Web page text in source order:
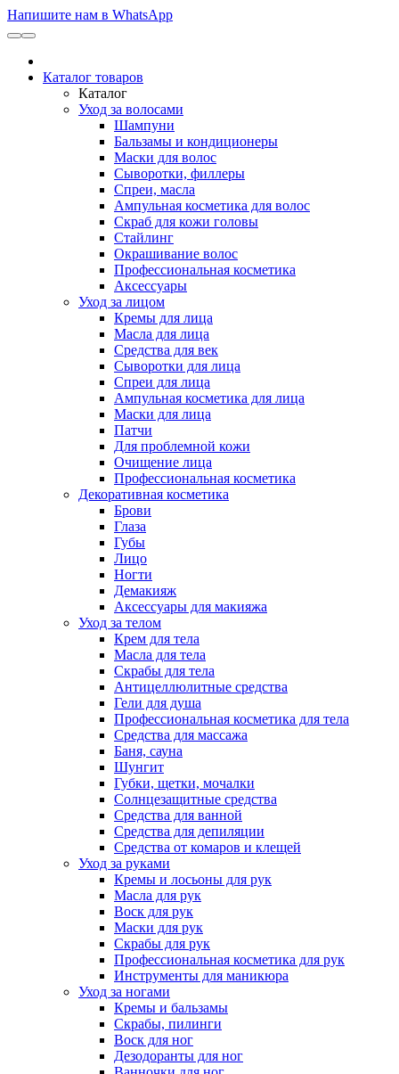
Напишите нам в WhatsApp
Каталог товаров
Каталог
Уход за волосами
Шампуни
Бальзамы и кондиционеры
Маски для волос
Сыворотки, филлеры
Спреи, масла
Ампульная косметика для волос
Скраб для кожи головы
Стайлинг
Окрашивание волос
Профессиональная косметика
Аксессуары
Уход за лицом
Кремы для лица
Масла для лица
Средства для век
Сыворотки для лица
Спреи для лица
Ампульная косметика для лица
Маски для лица
Патчи
Для проблемной кожи
Очищение лица
Профессиональная косметика
Декоративная косметика
Брови
Глаза
Губы
Лицо
Ногти
Демакияж
Аксессуары для макияжа
Уход за телом
Крем для тела
Масла для тела
Скрабы для тела
Антицеллюлитные средства
Гели для душа
Профессиональная косметика для тела
Средства для массажа
Баня, сауна
Шунгит
Губки, щетки, мочалки
Солнцезащитные средства
Средства для ванной
Средства для депиляции
Средства от комаров и клещей
Уход за руками
Кремы и лосьоны для рук
Масла для рук
Воск для рук
Маски для рук
Скрабы для рук
Профессиональная косметика для рук
Инструменты для маникюра
Уход за ногами
Кремы и бальзамы
Скрабы, пилинги
Воск для ног
Дезодоранты для ног